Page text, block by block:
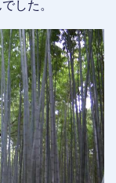
した。